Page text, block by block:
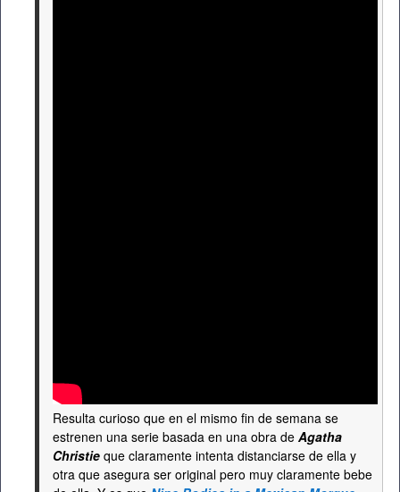
Resulta curioso que en el mismo fin de semana se
estrenen una serie basada en una obra de Agatha
Christie que claramente intenta distanciarse de ella y
otra que asegura ser original pero muy claramente bebe